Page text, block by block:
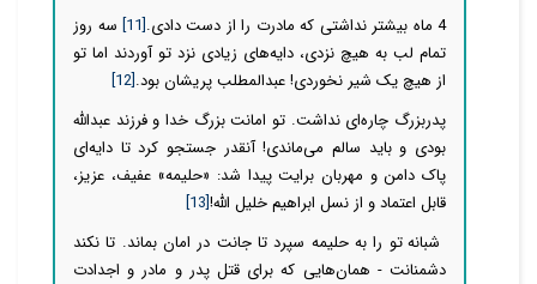
4 ماه بیشتر نداشتی که مادرت را از دست دادی.
[11] سه روز
تمام لب به هیچ نزدی، دایه‌های زیادی نزد تو آوردند اما تو
از هیچ یک شیر نخوردی! عبدالمطلب پریشان بود.[12]
پدربزرگ چاره‌ای نداشت. تو امانت بزرگ خدا و فرزند عبدالله
بودی و باید سالم می‌ماندی! آنقدر جستجو کرد تا دایه‌ای
پاک دامن و مهربان برایت پیدا شد: «حلیمه» عفیف، عزیز،
قابل اعتماد و از نسل ابراهیم خلیل الله![13]
شبانه تو را به حلیمه سپرد تا جانت در امان بماند. تا نکند
دشمنانت - همان‌هایی که برای قتل پدر و مادر و اجدادت